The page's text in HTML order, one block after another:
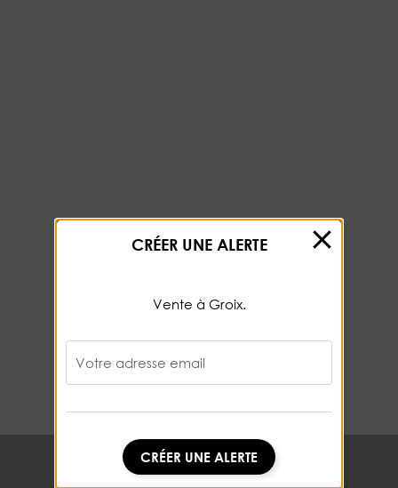
CRÉER UNE ALERTE
CRÉER UNE ALERTE
Vente à Groix.
Votre adresse email
CRÉER UNE ALERTE